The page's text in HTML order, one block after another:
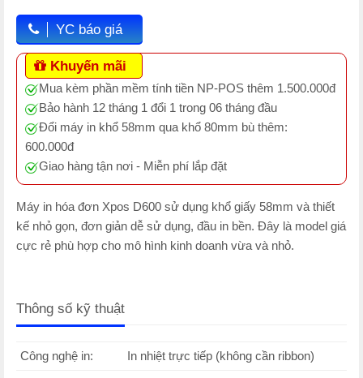
YC báo giá
Khuyến mãi
Mua kèm phần mềm tính tiền NP-POS thêm 1.500.000đ
Bảo hành 12 tháng 1 đổi 1 trong 06 tháng đầu
Đổi máy in khổ 58mm qua khổ 80mm bù thêm:
600.000đ
Giao hàng tận nơi - Miễn phí lắp đặt
Máy in hóa đơn Xpos D600 sử dụng khổ giấy 58mm và thiết
kế nhỏ gọn, đơn giản dễ sử dụng, đầu in bền. Đây là model giá
cực rẻ phù hợp cho mô hình kinh doanh vừa và nhỏ.
Thông số kỹ thuật
Công nghệ in: In nhiệt trực tiếp (không cần ribbon)